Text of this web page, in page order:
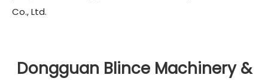
Co., Ltd.
Dongguan Blince Machinery &